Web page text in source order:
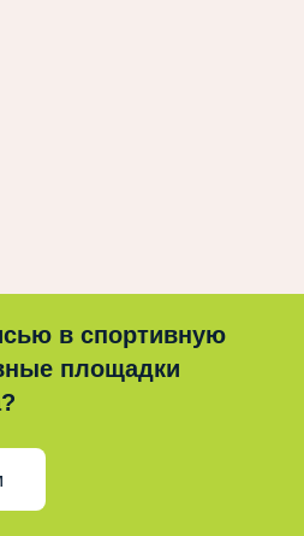
в спортивную
площадки